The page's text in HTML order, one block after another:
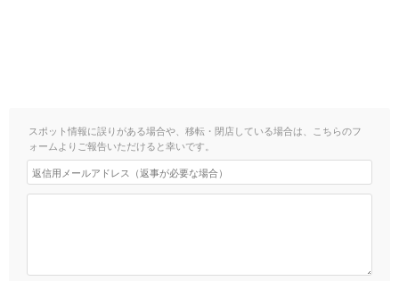
スポット情報に誤りがある場合や、移転・閉店している場合は、こちらのフ
ォームよりご報告いただけると幸いです。